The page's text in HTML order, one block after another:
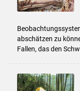
abschätzen zu
Fallen, das den